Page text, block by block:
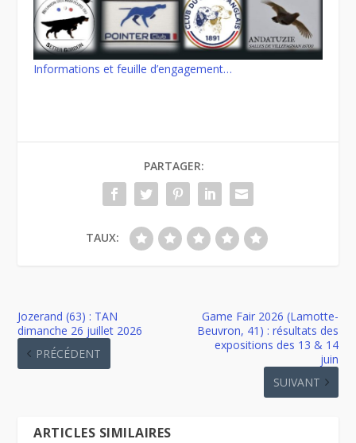
Informations et feuille d’engagement…
PARTAGER:
TAUX:
Jozerand (63) : TAN
dimanche 26 juillet 2026
PRÉCÉDENT
Game Fair 2026 (Lamotte-
Beuvron, 41) : résultats des
expositions des 13 & 14
juin
SUIVANT
ARTICLES SIMILAIRES